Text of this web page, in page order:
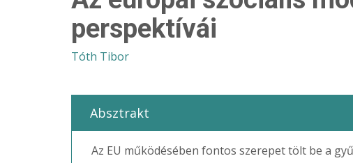
perspektívái
Tóth Tibor
Absztrakt
Az EU működésében fontos szerepet tölt be a